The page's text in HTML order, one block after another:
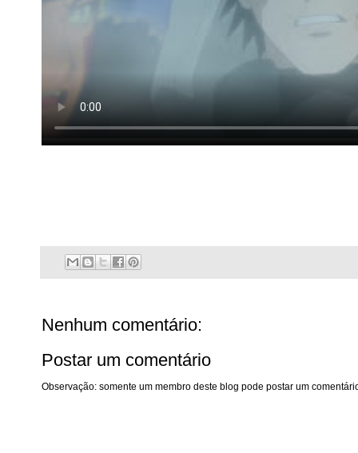
Nenhum comentário:
Postar um comentário
Observação: somente um membro deste blog pode postar um